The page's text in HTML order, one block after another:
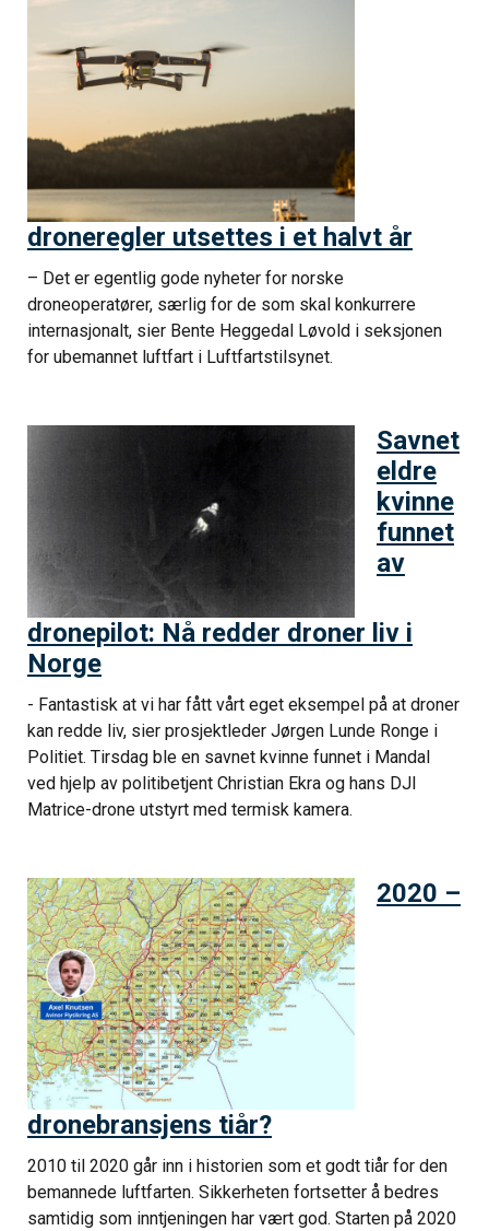
droneregler utsettes i et halvt år
– Det er egentlig gode nyheter for norske
droneoperatører, særlig for de som skal konkurrere
internasjonalt, sier Bente Heggedal Løvold i seksjonen
for ubemannet luftfart i Luftfartstilsynet.
Savnet
eldre
kvinne
funnet
av
dronepilot: Nå redder droner liv i
Norge
- Fantastisk at vi har fått vårt eget eksempel på at droner
kan redde liv, sier prosjektleder Jørgen Lunde Ronge i
Politiet. Tirsdag ble en savnet kvinne funnet i Mandal
ved hjelp av politibetjent Christian Ekra og hans DJI
Matrice-drone utstyrt med termisk kamera.
2020 –
dronebransjens tiår?
2010 til 2020 går inn i historien som et godt tiår for den
bemannede luftfarten. Sikkerheten fortsetter å bedres
samtidig som inntjeningen har vært god. Starten på 2020